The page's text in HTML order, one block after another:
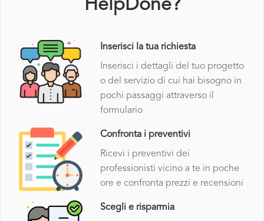
HelpDone?
Inserisci la tua richiesta
Inserisci i dettagli del tuo progetto
o del servizio di cui hai bisogno in
pochi passaggi attraverso il
formulario
Confronta i preventivi
Ricevi i preventivi dei
professionisti vicino a te in poche
ore e confronta prezzi e recensioni
Scegli e risparmia